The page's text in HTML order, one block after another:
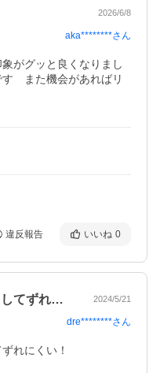
2026/6/8
aka********さん
がグッと良くなりまし
　また機会があればリ
違反報告 いいね 0
商品の到着も早く、しっかりしてずれにく… 2024/5/21
dre********さん
れにくい！